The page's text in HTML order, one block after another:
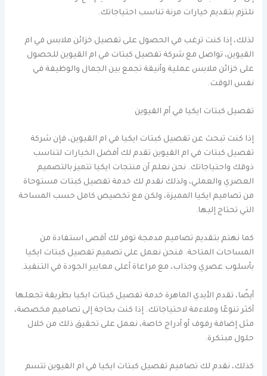
نلتزم بتقديم خيارات مرنة تناسب احتياجاتك.
لذلك، إذا كنت ترغب في الحصول على تفصيل خزائن ملابس في ام
القيوين، تواصل مع شركة تفصيل كبتات في ام القيوين للحصول
على خزائن ملابس عملية وأنيقة تجمع بين الجمال والوظيفة في
نفس الوقت.
تفصيل كبتات ايكيا في أم القيوين
إذا كنت تبحث عن تفصيل كبتات ايكيا في ام القيوين، فإن شركة
تفصيل كبتات في ام القيوين تقدم لك أفضل الخيارات لتناسب
ذوقك واحتياجاتك. نحن نعلم أن منتجات ايكيا تتميز بالتصميم
العصري والعملي، ولذلك نقدم لك خدمة تفصيل كبتات مستوحاة
من تصاميم ايكيا المميزة، ولكن مع تخصيص كامل حسب المساحة
التي تحتاج إليها.
كما نهتم بتقديم تصاميم مدمجة توفر لك أقصى استفادة من
المساحات المتاحة. فنحن نعمل على تصميم تفصيل كبتات ايكيا
بأسلوب عصري وجذاب، مع مراعاة أعلى معايير الجودة في التنفيذ.
أيضًا، تقدم الأيدي الماهرة خدمة تفصيل كبتات ايكيا بطريقة تجعلها
أكثر تنوعًا وملاءمة لاحتياجاتك. إذا كنت بحاجة إلى تصاميم مخصصة،
مثل إضافة رفوف أو أدراج خاصة، نعمل على تحقيق ذلك من خلال
حلول مبتكرة.
كذلك، نقدم لك تصاميم تفصيل كبتات ايكيا في ام القيوين تتسم